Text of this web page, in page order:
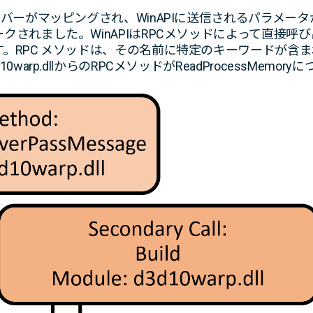
ーがマッピングされ、WinAPIに送信されるパラメー
されました。WinAPIはRPCメソッドによって直接呼
RPC メソッドは、その名前に特定のキーワードが含
からのRPCメソッドがReadProcessMemoryに